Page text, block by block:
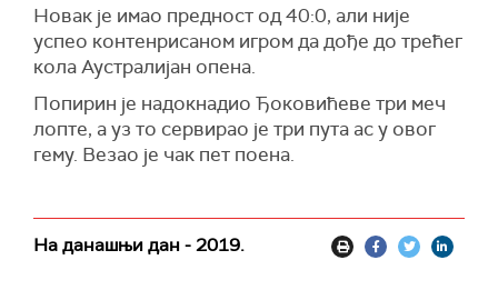
Новак је имао предност од 40:0, али није
успео контенрисаном игром да дође до трећег
кола Аустралијан опена.
Попирин је надокнадио Ђоковићеве три меч
лопте, а уз то сервирао је три пута ас у овог
гему. Везао је чак пет поена.
На данашњи дан - 2019.